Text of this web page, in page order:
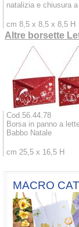
natalizia e chiusura
cm 8,5 x 8,5 x 8,5 H
Altre borsette
Cod.56.44.78
Borsa in panno a
Babbo Natale
cm 25,5 x 16,5 H